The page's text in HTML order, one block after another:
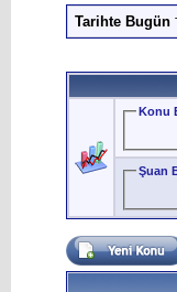
Tarihte Bugün
Konu
Şuan